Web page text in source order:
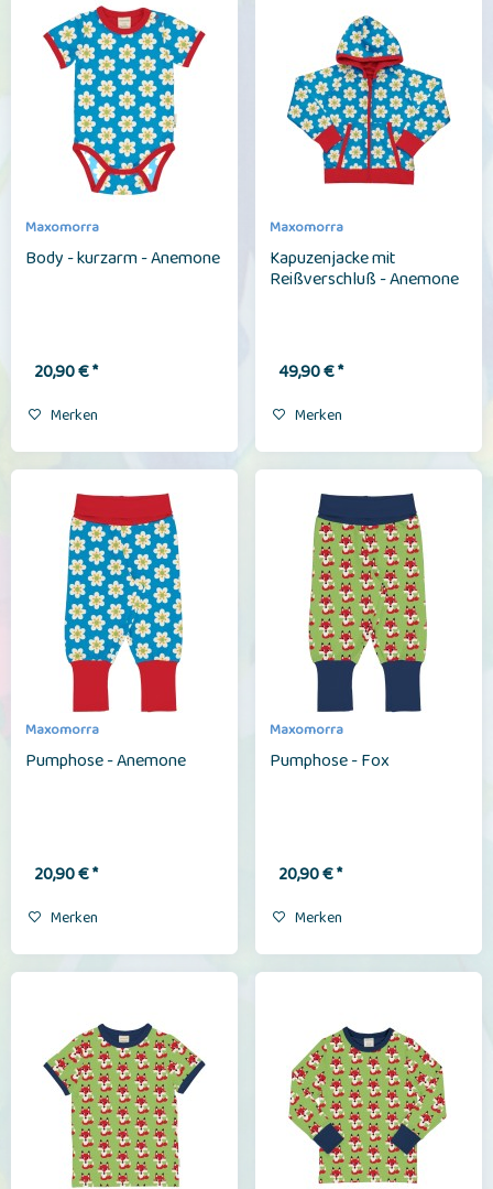
Maxomorra
Body - kurzarm - Anemone
20,90 € *
Merken
Maxomorra
Kapuzenjacke mit
Reißverschluß - Anemone
49,90 € *
Merken
Maxomorra
Pumphose - Anemone
20,90 € *
Merken
Maxomorra
Pumphose - Fox
20,90 € *
Merken